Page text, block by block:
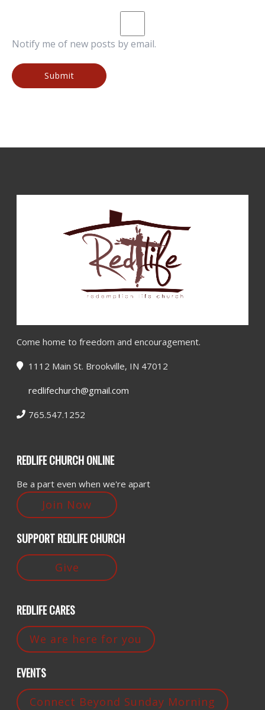
Notify me of new posts by email.
Come home to freedom and encouragement.
1112 Main St. Brookville, IN 47012
redlifechurch@gmail.com
765.547.1252
REDLIFE CHURCH ONLINE
Be a part even when we're apart
Join Now
SUPPORT REDLIFE CHURCH
Give
REDLIFE CARES
We are here for you
EVENTS
Connect Beyond Sunday Morning